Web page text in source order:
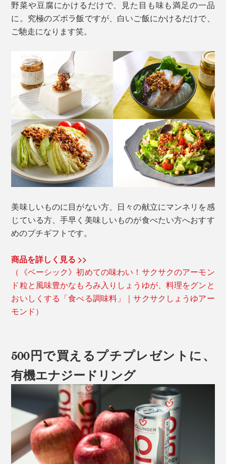
野菜や豆腐にかけるだけで、見た目も味も満足の一品
に。究極のズボラ飯ですが、白いご飯にかけるだけで、
ご馳走になります笑。
美味しいものに目がない方、日々の献立にマンネリを感
じている方、手早く美味しいものが食べたい方へおすす
めのプチギフトです。
商品を詳しく見る >>
（《ベーシック》初めての味わい！サクサクのアーモン
ド粒と風味豊かなもろみ入りしょうゆが、料理をグンと
おいしくする「食べる調味料」｜サクサクしょうゆアー
モンド）
500円で買えるプチプレゼントに、
有機エナジードリング